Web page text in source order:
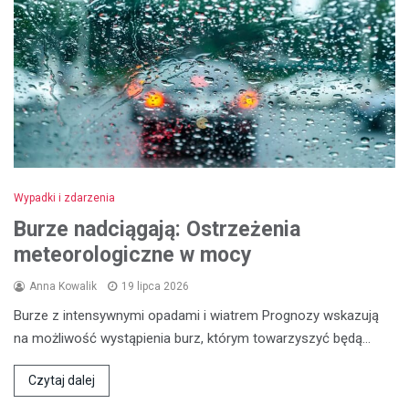
Wypadki i zdarzenia
Burze nadciągają: Ostrzeżenia
meteorologiczne w mocy
Anna Kowalik 19 lipca 2026
Burze z intensywnymi opadami i wiatrem Prognozy wskazują
na możliwość wystąpienia burz, którym towarzyszyć będą…
Czytaj dalej